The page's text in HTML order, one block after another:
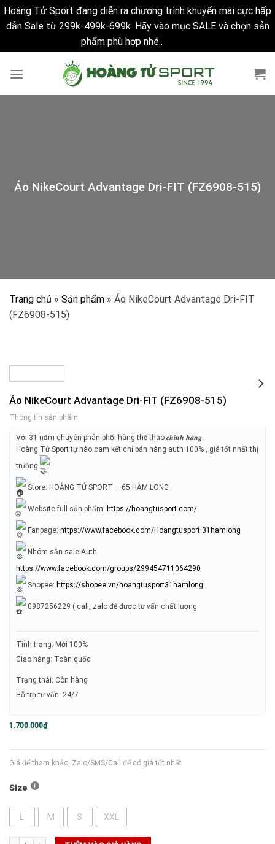
Hoàng Tử Sport đang diễn ra chương trình khuyến mãi cực hấp
dẫn Sale từ 299k-499k-699k. Hãy vào mục SALE và chọn sản
phẩm phù hợp nhé..
Áo NikeCourt Advantage Dri-FIT (FZ6908-515)
Trang chủ » Sản phẩm » Áo NikeCourt Advantage Dri-FIT
(FZ6908-515)
Áo NikeCourt Advantage Dri-FIT (FZ6908-515)
Thông tin sản phẩm
Với 31 năm chuyên phân phối hàng thể thao 𝒄𝒉𝒊́𝒏𝒉 𝒉𝒂̃𝒏𝒈.
Hoàng Tử Sport tự hào cam kết chỉ bán hàng auth 100% , giá tốt nhất thị
trường
Store: HOÀNG TỬ SPORT – 65 HÀM LONG
Website full sản phẩm: https://hoangtusport.com/
Fanpage: https://www.facebook.com/Hoangtusport.31hamlong
Nhóm săn sale Auth:
https://www.facebook.com/groups/299454711064290
Shopee: https://shopee.vn/hoangtusport31hamlong
0987256229 ( call, zalo để được tư vấn chất lượng
Tình trạng: Mới 100%
Giao hàng: Toàn quốc
Trạng thái: Còn hàng
Hỗ trợ tư vấn: 24/7
1.700.000₫
Giá để tham khảo, Zalo/SMS/Call để có giá tốt nhất
Size
M S XXL
Áo NikeCourt Advantage Dri-FIT (FZ6908-515) số lượng